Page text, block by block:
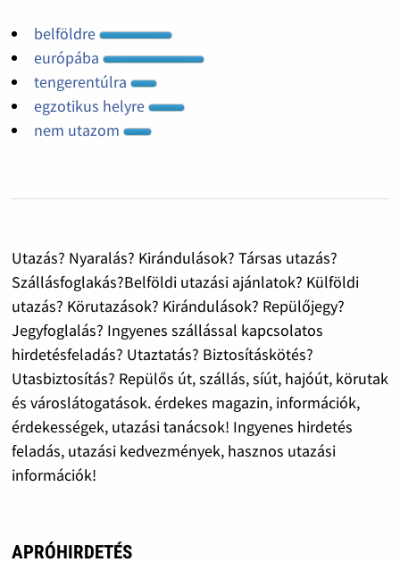
belföldre
európába
tengerentúlra
egzotikus helyre
nem utazom
Utazás? Nyaralás? Kirándulások? Társas utazás?
Szállásfoglakás?Belföldi utazási ajánlatok? Külföldi
utazás? Körutazások? Kirándulások? Repülőjegy?
Jegyfoglalás? Ingyenes szállással kapcsolatos
hirdetésfeladás? Utaztatás? Biztosításkötés?
Utasbiztosítás? Repülős út, szállás, síút, hajóút, körutak
és városlátogatások. érdekes magazin, információk,
érdekességek, utazási tanácsok! Ingyenes hirdetés
feladás, utazási kedvezmények, hasznos utazási
információk!
APRÓHIRDETÉS